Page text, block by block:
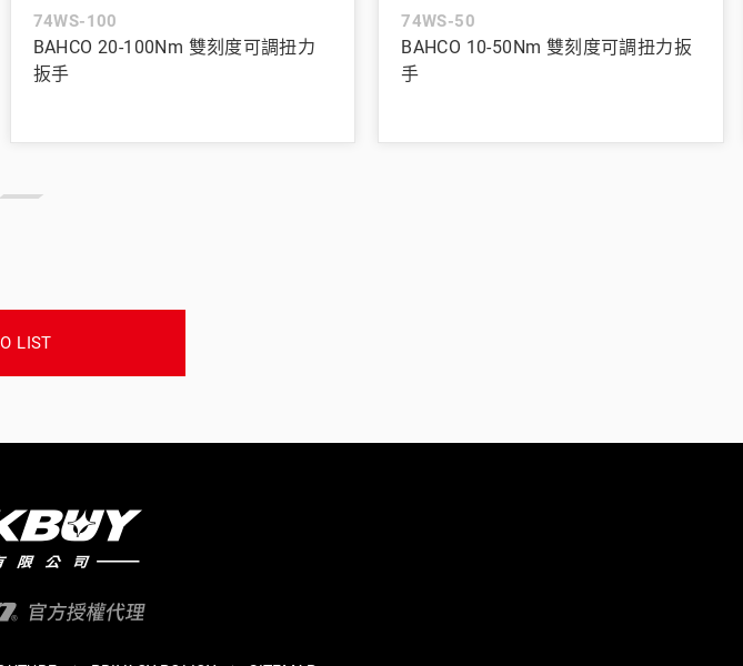
74WS-100
BAHCO 20-100Nm 雙刻度可調扭力
扳手
74WS-50
BAHCO 10-50Nm 雙刻度可調扭力扳
手
LIST